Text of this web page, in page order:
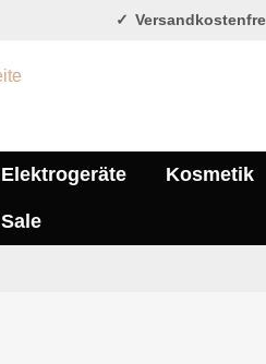
Elektrogeräte Kosmetik
Sale